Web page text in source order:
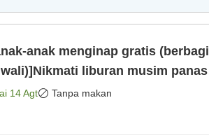
anak menginap gratis (berbagi
liburan musim panas
[Kamar saja]
14 Agt Tanpa makan